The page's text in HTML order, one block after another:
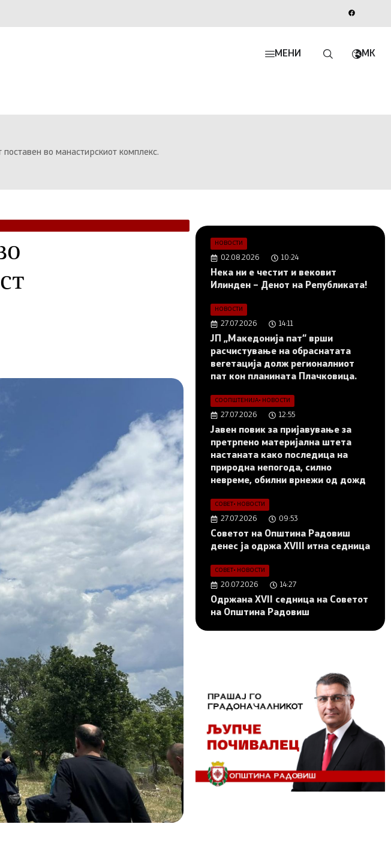
МЕНИ MK
во манастирскиот комплекс.
НОВОСТИ
02.08.2026 10:24
Нека ни е честит и вековит
Илинден – Денот на Републиката!
НОВОСТИ
27.07.2026 14:11
ЈП „Македонија пат“ врши
расчистување на обраснатата
вегетација долж регионалниот
пат кон планината Плачковица.
СООПШТЕНИЈА• НОВОСТИ
27.07.2026 12:55
Јавен повик за пријавување за
претрпено материјална штета
настаната како последица на
природна непогода, силно
невреме, обилни врнежи од дожд
СОВЕТ• НОВОСТИ
27.07.2026 09:53
Советот на Општина Радовиш
денес ја одржа XVIII итна седница
СОВЕТ• НОВОСТИ
20.07.2026 14:27
Одржана XVII седница на Советот
на Општина Радовиш